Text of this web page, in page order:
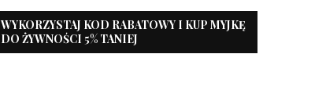
WYKORZYSTAJ KOD RABATOWY I KUP MYJKĘ
DO ŻYWNOŚCI 5% TANIEJ